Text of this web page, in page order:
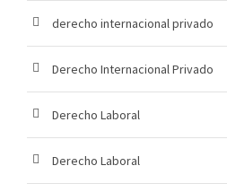
derecho internacional privado
Derecho Internacional Privado
Derecho Laboral
Derecho Laboral